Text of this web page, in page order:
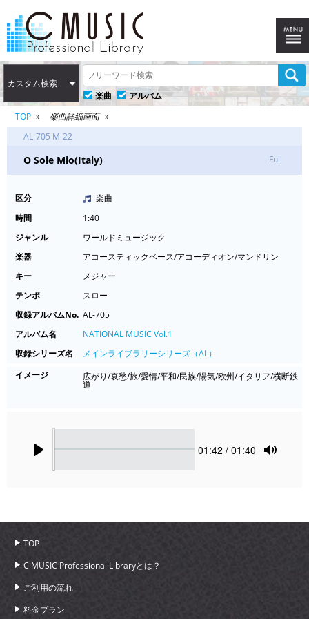
カスタム検索
楽曲
アルバム
TOP
楽曲詳細画面
AL-705 M-22
O Sole Mio(Italy) Full
区分
楽曲
時間
1:40
ジャンル
ワールドミュージック
楽器
アコースティックベース/アコーディオン/マンドリン
キー
メジャー
テンポ
スロー
収録アルバムNo. AL-705
アルバム名
NATIONAL MUSIC Vol.1
収録シリーズ名
メインライブラリーシリーズ（AL）
イメージ
広がり/哀愁/旅/愛情/平和/民族/陽気/欧州/イタリア/横断鉄
道
Current
01:42 / 01:40
TOP
C MUSIC Professional Libraryとは？
ご利用の流れ
料金プラン